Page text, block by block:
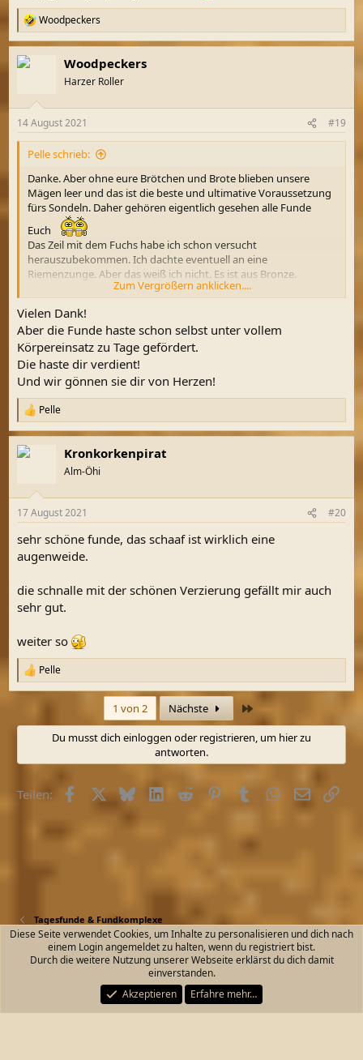
R
e
a
k
e
n
Woodpeckers
Woodpeckers
Harzer Roller
14 August 2021 #19
Pelle schrieb:
Danke. Aber ohne eure Brötchen und Brote blieben unsere
Mägen leer und das ist die beste und ultimative Voraussetzung
fürs Sondeln. Daher gehören eigentlich gesehen alle Funde
Euch
Das Zeil mit dem Fuchs habe ich schon versucht
herauszubekommen. Ich dachte eventuell an eine
Riemenzunge. Aber das weiß ich nicht. Es ist aus Bronze.
Gut Fund Euch weiterhin.Zum Vergrößern anklicken....
Vielen Dank!
Aber die Funde haste schon selbst unter vollem
Körpereinsatz zu Tage gefördert.
Die haste dir verdient!
Und wir gönnen sie dir von Herzen!
R
e
a
k
e
:
Pelle
Kronkorkenpirat
Alm-Öhi
17 August 2021 #20
sehr schöne funde, das schaaf ist wirklich eine
augenweide.
die schnalle mit der schönen Verzierung gefällt mir auch
sehr gut.
weiter so
R
e
t
n
n
Pelle
1 von 2 Nächste Letzte
Du musst dich einloggen oder registrieren, um hier zu
antworten.
Teilen: FacebookX (Twitter)
BlueskyLinkedInReddit PinterestTumblrWhatsApp
E-MailLink
Tagesfunde & Fundkomplexe
Kontakt Nutzungsbedingungen
Datenschutz
Start
R
S
Community platform by XenForo® © 2010-2026 XenForo Ltd.
Diese Seite verwendet Cookies, um Inhalte zu personalisieren und dich nach
einem Login angemeldet zu halten, wenn du registriert bist.
Durch die weitere Nutzung unserer Webseite erklärst du dich damit
einverstanden.
Akzeptieren
Erfahre mehr…